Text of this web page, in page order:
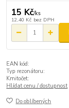
15 Kč/ks
12,40 Kč bez DPH
EAN kód:
Typ rezonátoru:
Kmitočet:
Hlídat cenu / dostupnost
Do oblíbených